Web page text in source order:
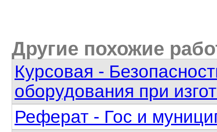
Другие похожие
Курсовая -
оборудования при
Реферат - Гос и